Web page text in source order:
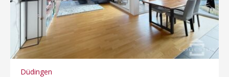
Düdingen